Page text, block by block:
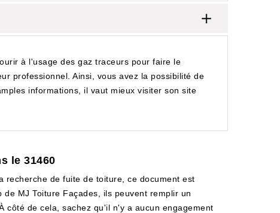
à l'usage des gaz traceurs pour faire le
professionnel. Ainsi, vous avez la possibilité de
informations, il vaut mieux visiter son site
le 31460
recherche de fuite de toiture, ce document est
MJ Toiture Façades, ils peuvent remplir un
de cela, sachez qu'il n'y a aucun engagement